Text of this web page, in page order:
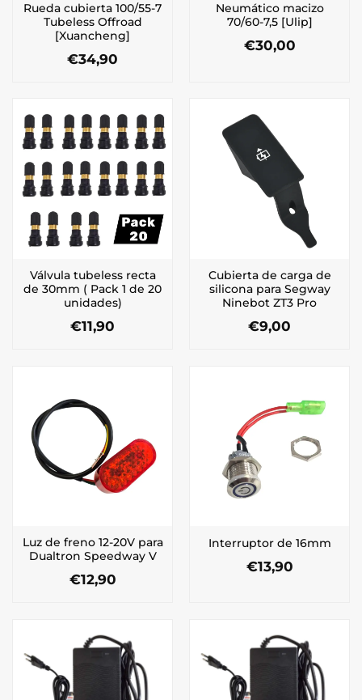
Rueda cubierta 100/55-7
Tubeless Offroad
[Xuancheng]
€34,90
Neumático macizo
70/60-7,5 [Ulip]
€30,00
Válvula tubeless recta
de 30mm ( Pack 1 de 20
unidades)
€11,90
Cubierta de carga de
silicona para Segway
Ninebot ZT3 Pro
€9,00
Luz de freno 12-20V para
Dualtron Speedway V
€12,90
Interruptor de 16mm
€13,90